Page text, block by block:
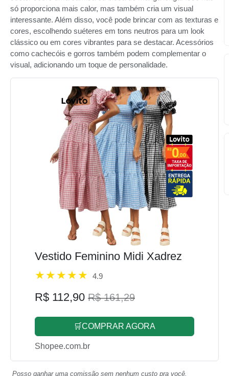
só proporciona mais calor, mas também cria um visual
interessante. Além disso, você pode brincar com as texturas e
cores, escolhendo suéteres em tons neutros para um look
clássico ou em cores vibrantes para se destacar. Acessórios
como cachecóis e gorros também podem complementar o
visual, adicionando um toque de personalidade.
Vestido Feminino Midi Xadrez
4.9
R$ 112,90 R$ 161,29
🛒COMPRAR AGORA
Shopee.com.br
Posso ganhar uma comissão sem nenhum custo pra você.